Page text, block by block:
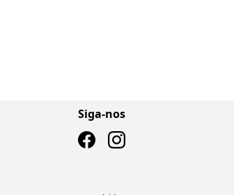
Siga-nos